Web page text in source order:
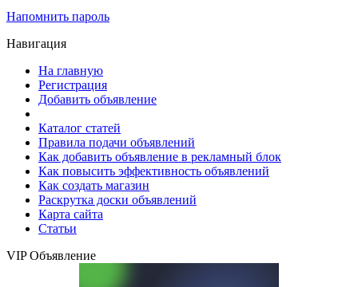
Напомнить пароль
Навигация
На главную
Регистрация
Добавить объявление
Каталог статей
Правила подачи объявлений
Как добавить объявление в рекламный блок
Как повысить эффективность объявлений
Как создать магазин
Раскрутка доски объявлений
Карта сайта
Статьи
VIP Объявление